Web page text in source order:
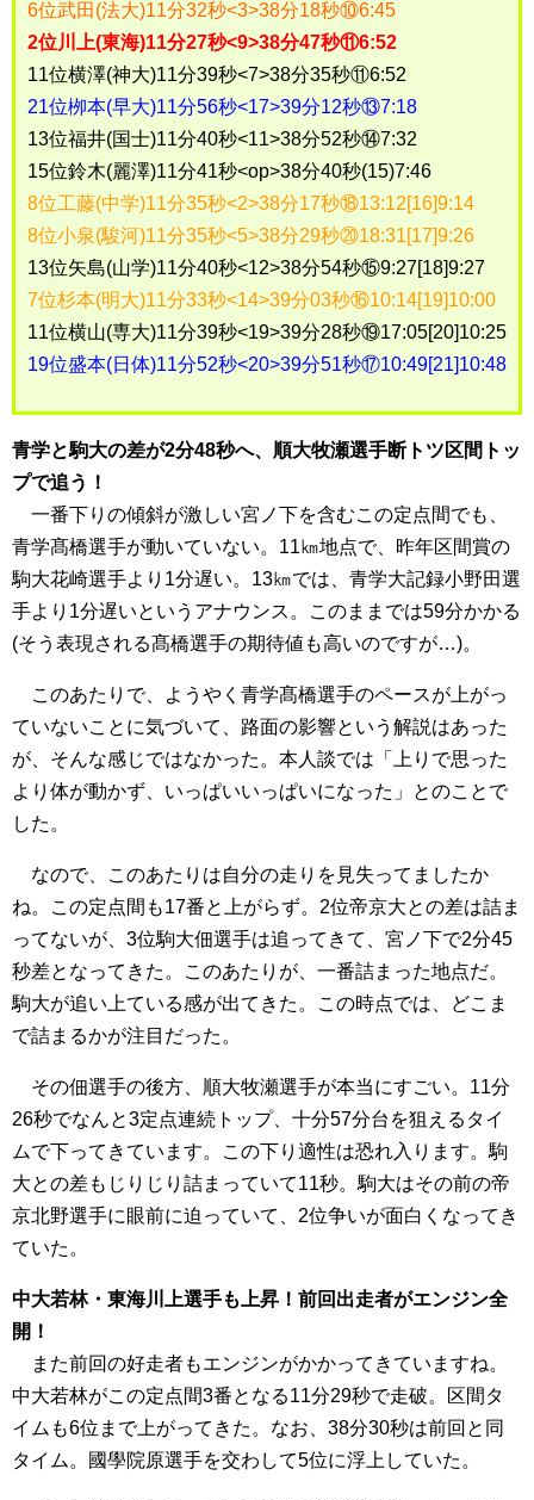
6位武田(法大)11分32秒<3>38分18秒⑩6:45
2位川上(東海)11分27秒<9>38分47秒⑪6:52
11位横澤(神大)11分39秒<7>38分35秒⑪6:52
21位栁本(早大)11分56秒<17>39分12秒⑬7:18
13位福井(国士)11分40秒<11>38分52秒⑭7:32
15位鈴木(麗澤)11分41秒<op>38分40秒(15)7:46
8位工藤(中学)11分35秒<2>38分17秒⑱13:12[16]9:14
8位小泉(駿河)11分35秒<5>38分29秒⑳18:31[17]9:26
13位矢島(山学)11分40秒<12>38分54秒⑮9:27[18]9:27
7位杉本(明大)11分33秒<14>39分03秒⑯10:14[19]10:00
11位横山(専大)11分39秒<19>39分28秒⑲17:05[20]10:25
19位盛本(日体)11分52秒<20>39分51秒⑰10:49[21]10:48
青学と駒大の差が2分48秒へ、順大牧瀬選手断トツ区間トッ
プで追う！
一番下りの傾斜が激しい宮ノ下を含むこの定点間でも、
青学髙橋選手が動いていない。11㎞地点で、昨年区間賞の
駒大花崎選手より1分遅い。13㎞では、青学大記録小野田選
手より1分遅いというアナウンス。このままでは59分かかる
(そう表現される髙橋選手の期待値も高いのですが…)。
このあたりで、ようやく青学髙橋選手のペースが上がっ
ていないことに気づいて、路面の影響という解説はあった
が、そんな感じではなかった。本人談では「上りで思った
より体が動かず、いっぱいいっぱいになった」とのことで
した。
なので、このあたりは自分の走りを見失ってましたか
ね。この定点間も17番と上がらず。2位帝京大との差は詰ま
ってないが、3位駒大佃選手は追ってきて、宮ノ下で2分45
秒差となってきた。このあたりが、一番詰まった地点だ。
駒大が追い上ている感が出てきた。この時点では、どこま
で詰まるかが注目だった。
その佃選手の後方、順大牧瀬選手が本当にすごい。11分
26秒でなんと3定点連続トップ、十分57分台を狙えるタイ
ムで下ってきています。この下り適性は恐れ入ります。駒
大との差もじりじり詰まっていて11秒。駒大はその前の帝
京北野選手に眼前に迫っていて、2位争いが面白くなってき
ていた。
中大若林・東海川上選手も上昇！前回出走者がエンジン全
開！
また前回の好走者もエンジンがかかってきていますね。
中大若林がこの定点間3番となる11分29秒で走破。区間タ
イムも6位まで上がってきた。なお、38分30秒は前回と同
タイム。國學院原選手を交わして5位に浮上していた。